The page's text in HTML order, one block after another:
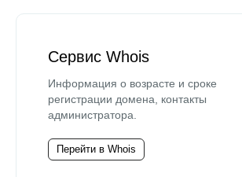
Сервис Whois
Информация о возрасте и сроке
регистрации домена, контакты
администратора.
Перейти в Whois